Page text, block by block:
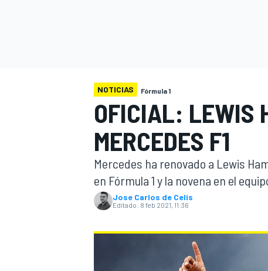
NOTICIAS Fórmula 1
OFICIAL: LEWIS
MERCEDES F1
Mercedes ha renovado a Lewis
en Fórmula 1 y la novena en el
Jose Carlos de Celis
Editado: 8 feb 2021, 11:36